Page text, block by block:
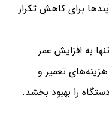
برای کاهش تکرار
به افزایش عمر
تعمیر و
را بهبود بخشد.